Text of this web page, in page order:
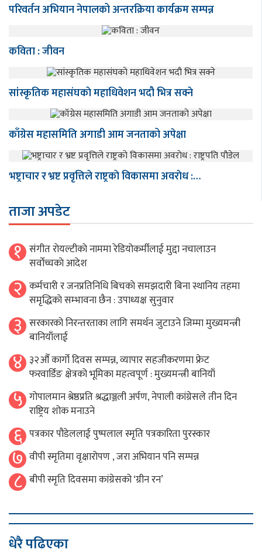
परिवर्तन अभियान नेपालको अन्तरक्रिया कार्यक्रम सम्पन्न
कविता : जीवन
सांस्कृतिक महासंघकाे महाधिवेशन भदौ भित्र सक्ने
काँग्रेस महासमिति अगाडी आम जनताको अपेक्षा
भष्ट्राचार र भ्रष्ट प्रवृत्तिले राष्ट्रकाे विकासमा अवराेध :…
ताजा अपडेट
१ संगीत राेयल्टीकाे नाममा रेडियोकर्मीलाई मुद्दा नचालाउन
सर्वाेच्चकाे आदेश
२ कर्मचारी र जनप्रतिनिधि बिचकाे समझदारी बिना स्थानिय तहमा
समृद्धिकाे सम्भावना छैन : उपाध्यक्ष सुनुवार
३ सरकारको निरन्तरताका लागि समर्थन जुटाउने जिम्मा मुख्यमन्त्री
बानियाँलाई
४ ३२औँ कार्गो दिवस सम्पन्न, व्यापार सहजीकरणमा फ्रेट
फरवार्डिङ क्षेत्रको भूमिका महत्वपूर्ण : मुख्यमन्त्री बानियाँ
५ गोपालमान श्रेष्ठप्रति श्रद्धाञ्जली अर्पण, नेपाली कांग्रेसले तीन दिन
राष्ट्रिय शोक मनाउने
६ पत्रकार पौडेललाई पुष्पलाल स्मृति पत्रकारिता पुरस्कार
७ वीपी स्मृतिमा वृक्षारोपण , जरा अभियान पनि सम्पन्न
८ बीपी स्मृति दिवसमा कांग्रेसको ‘ग्रीन रन’
धेरै पढिएका